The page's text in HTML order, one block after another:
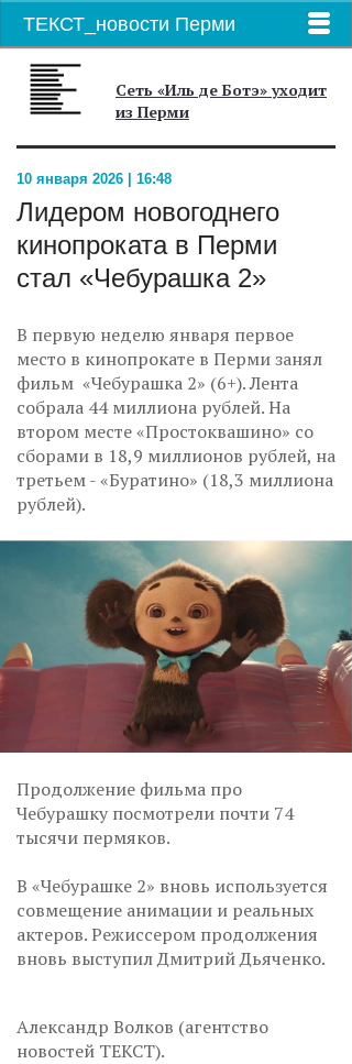
ТЕКСТ_новости Перми
Сеть «Иль де Ботэ» уходит
из Перми
10 января 2026 | 16:48
Лидером новогоднего
кинопроката в Перми
стал «Чебурашка 2»
В первую неделю января первое
место в кинопрокате в Перми занял
фильм «Чебурашка 2» (6+). Лента
собрала 44 миллиона рублей. На
втором месте «Простоквашино» со
сборами в 18,9 миллионов рублей, на
третьем - «Буратино» (18,3 миллиона
рублей).
Продолжение фильма про
Чебурашку посмотрели почти 74
тысячи пермяков.
В «Чебурашке 2» вновь используется
совмещение анимации и реальных
актеров. Режиссером продолжения
вновь выступил Дмитрий Дьяченко.
Александр Волков (агентство
новостей ТЕКСТ).